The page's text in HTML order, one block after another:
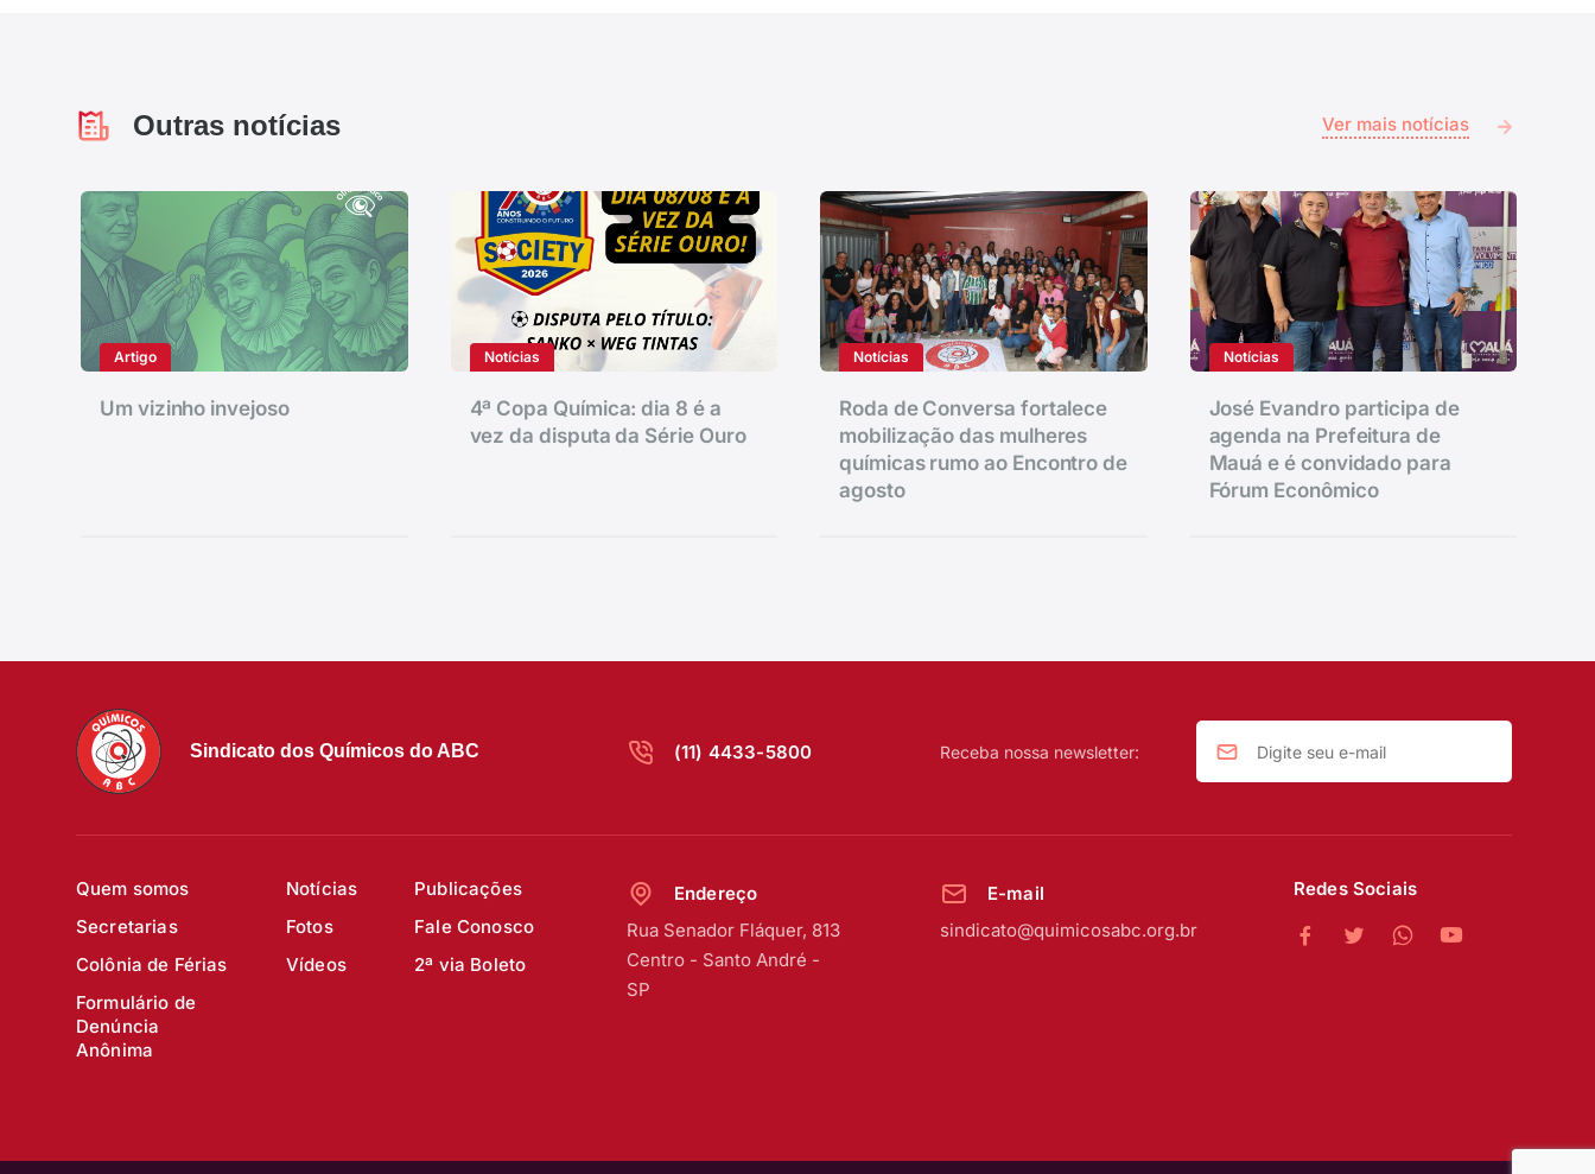
Outras notícias Ver mais notícias
Artigo
Um vizinho invejoso
Notícias
4ª Copa Química: dia 8 é a
vez da disputa da Série Ouro
Notícias
Roda de Conversa fortalece
mobilização das mulheres
químicas rumo ao Encontro de
agosto
Notícias
José Evandro participa de
agenda na Prefeitura de
Mauá e é convidado para
Fórum Econômico
Sindicato dos Químicos do ABC (11) 4433-5800 Receba nossa newsletter:
Quem somos Notícias
Publicações
Secretarias
Fotos
Fale Conosco
Colônia de Férias
Vídeos
2ª via Boleto
Formulário de
Denúncia
Anônima
Endereço
Rua Senador Fláquer, 813
Centro - Santo André -
SP
E-mail
sindicato@quimicosabc.org.br
Redes Sociais